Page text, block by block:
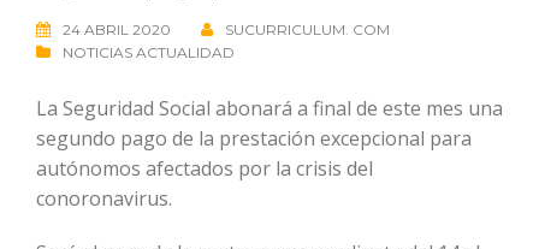
24 ABRIL 2020
SUCURRICULUM. COM
NOTICIAS ACTUALIDAD
La Seguridad Social abonará a final de este mes una
segundo pago de la prestación excepcional para
autónomos afectados por la crisis del
conoronavirus.